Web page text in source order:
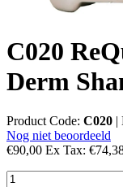
C020
Derm
Product Code: C020 |
Nog niet beoordeeld
€90,00 Ex Tax: